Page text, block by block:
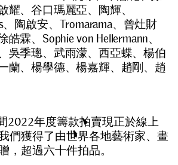
耀、谷口瑪麗亞、陶輝、
、陶啟安、Tromarama、曾灶財
皓霖、Sophie von Hellermann、
吳季璁、武雨濛、西亞蝶、楊伯
蘭、楊學德、楊嘉輝、趙剛、趙
2022年度籌款拍賣現正於線上
們獲得了由世界各地藝術家、 畫
， 超過六十件拍品。